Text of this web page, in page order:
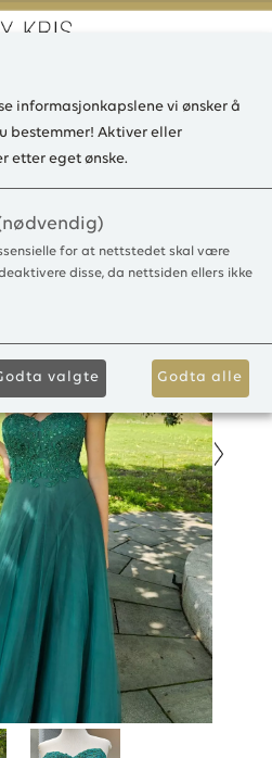
0
Tulle
informasjonkapslene vi ønsker å
bestemmer! Aktiver eller
etter eget ønske.
for at nettstedet skal være
disse, da nettsiden ellers ikke
valgte Godta alle